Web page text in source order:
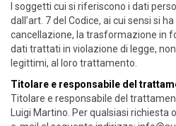
I soggetti cui si riferiscono i dati
dall’art. 7 del Codice, ai cui sensi si
cancellazione, la trasformazione in
dati trattati in violazione di legge,
legittimi, al loro trattamento.
Titolare e responsabile del
Titolare e responsabile del
Luigi Martino. Per qualsiasi